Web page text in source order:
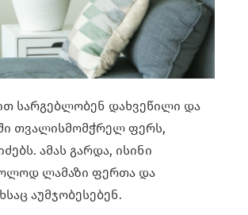
სარგებლობენ დახვეწილი და
თვალისმომჭრელ ფერს,
ამას გარდა, ისინი
ლამაზი ფერთა და
აუმჯობესებენ.